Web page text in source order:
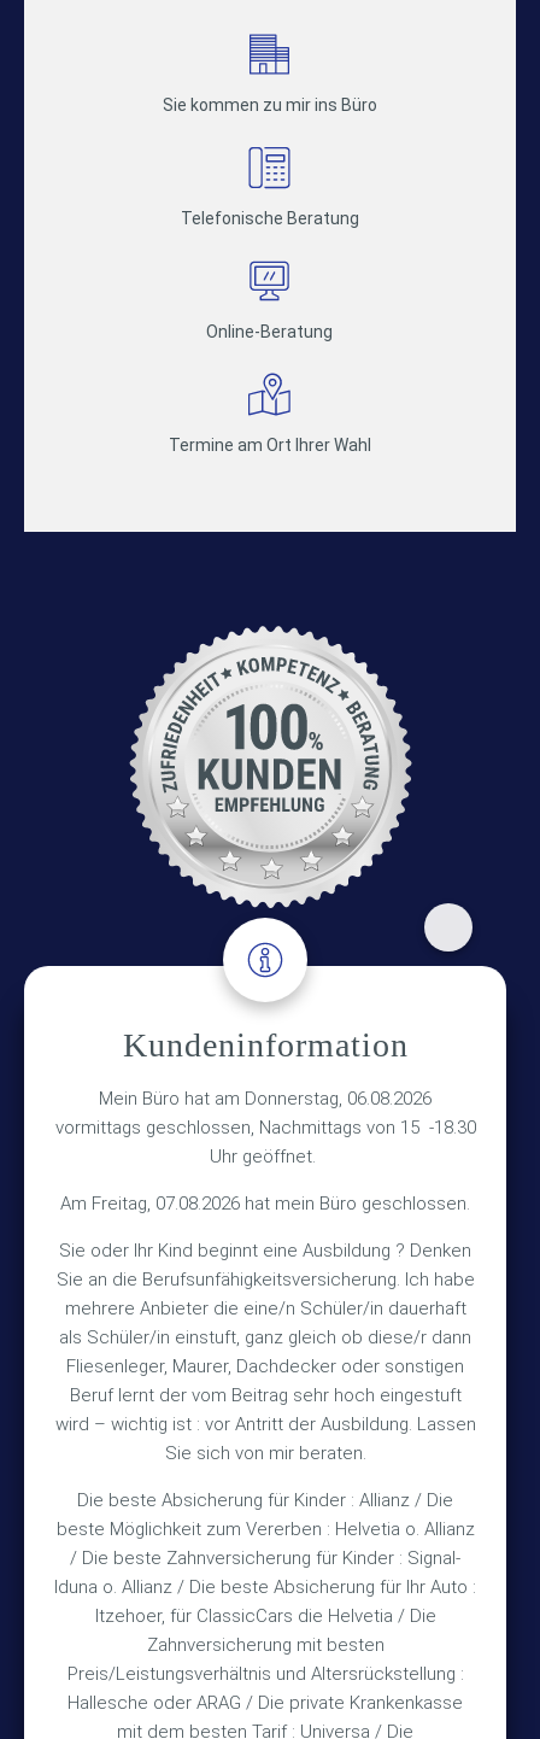
Kundeninformation
Mein Büro hat am Donnerstag, 06.08.2026
vormittags geschlossen, Nachmittags von 15 -18.30
Uhr geöffnet.
Am Freitag, 07.08.2026 hat mein Büro geschlossen.
Sie oder Ihr Kind beginnt eine Ausbildung ? Denken
Sie an die Berufsunfähigkeitsversicherung. Ich habe
mehrere Anbieter die eine/n Schüler/in dauerhaft
als Schüler/in einstuft, ganz gleich ob diese/r dann
Fliesenleger, Maurer, Dachdecker oder sonstigen
Beruf lernt der vom Beitrag sehr hoch eingestuft
wird – wichtig ist : vor Antritt der Ausbildung. Lassen
Sie sich von mir beraten.
Die beste Absicherung für Kinder : Allianz / Die
beste Möglichkeit zum Vererben : Helvetia o. Allianz
/ Die beste Zahnversicherung für Kinder : Signal-
Iduna o. Allianz / Die beste Absicherung für Ihr Auto :
Itzehoer, für ClassicCars die Helvetia / Die
Zahnversicherung mit besten
Preis/Leistungsverhältnis und Altersrückstellung :
Hallesche oder ARAG / Die private Krankenkasse
mit dem besten Tarif : Universa / Die
Sie kommen zu mir ins Büro
Telefonische Beratung
Online-Beratung
Termine am Ort Ihrer Wahl
Adresse
Hinterkampstr.1a
30890 Barsinghausen
TEL +49 (5105) 1811
FAX +49 (5105) 2720
vmh1a@web.de
Bürozeiten
Mo – Fr 10:15 – 12:00 Uhr
Mo & Do 15:30 – 18:00 Uhr
und nach Vereinbarung
Rechtliches